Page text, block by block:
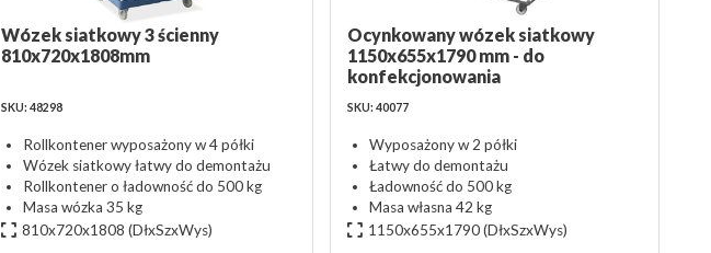
Wózek siatkowy 3 ścienny
810x720x1808mm
SKU: 48298
Rollkontener wyposażony w 4 półki
Wózek siatkowy łatwy do demontażu
Rollkontener o ładowność do 500 kg
Masa wózka 35 kg
810x720x1808 (DłxSzxWys)
Ocynkowany wózek siatkowy
1150x655x1790 mm - do
konfekcjonowania
SKU: 40077
Wyposażony w 2 półki
Łatwy do demontażu
Ładowność do 500 kg
Masa własna 42 kg
1150x655x1790(DłxSzxWys)